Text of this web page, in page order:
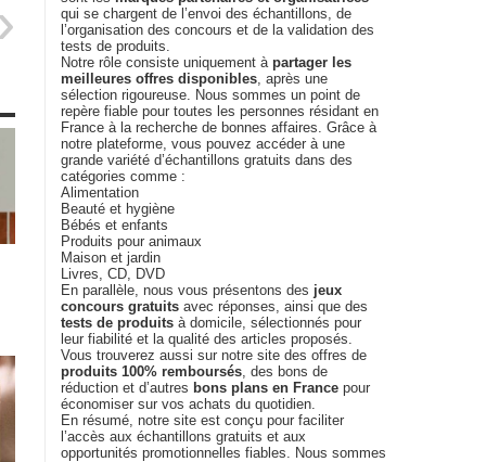
qui se chargent de l’envoi des échantillons, de
l’organisation des concours et de la validation des
tests de produits.
Notre rôle consiste uniquement à partager les
meilleures offres disponibles, après une
sélection rigoureuse. Nous sommes un point de
repère fiable pour toutes les personnes résidant en
France à la recherche de bonnes affaires. Grâce à
notre plateforme, vous pouvez accéder à une
grande variété d’échantillons gratuits dans des
catégories comme :
Alimentation
Beauté et hygiène
Bébés et enfants
Produits pour animaux
Maison et jardin
Livres, CD, DVD
En parallèle, nous vous présentons des jeux
concours gratuits avec réponses, ainsi que des
tests de produits à domicile, sélectionnés pour
leur fiabilité et la qualité des articles proposés.
Vous trouverez aussi sur notre site des offres de
produits 100% remboursés, des bons de
réduction et d’autres bons plans en France pour
économiser sur vos achats du quotidien.
En résumé, notre site est conçu pour faciliter
l’accès aux échantillons gratuits et aux
opportunités promotionnelles fiables. Nous sommes